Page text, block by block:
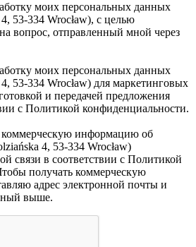
моих персональных данных
53-334 Wrocław), с целью
вопрос, отправленный мной через
моих персональных данных
53-334 Wrocław) для маркетинговых
и передачей предложения
с Политикой конфиденциальности.
коммерческую информацию об
4, 53-334 Wrocław)
связи в соответствии с Политикой
получать коммерческую
адрес электронной почты и
выше.